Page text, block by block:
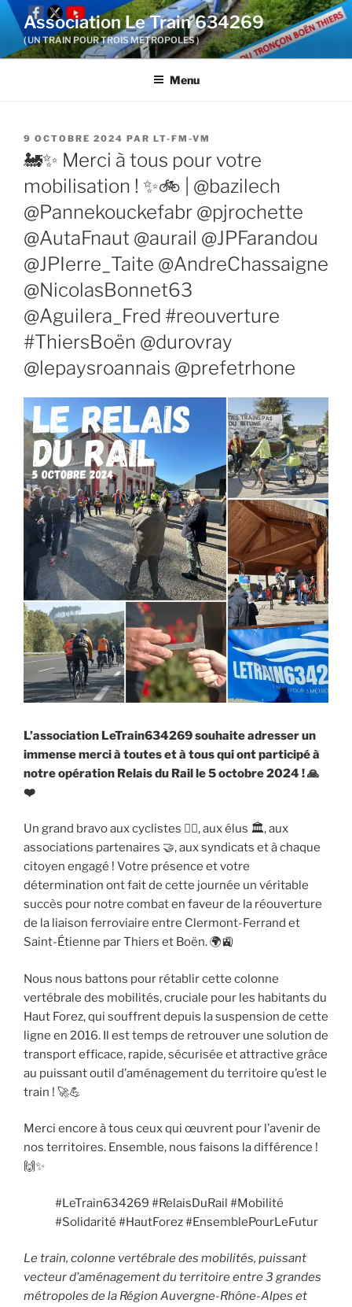
Aller
contenu
Association Le Train 634269
( UN TRAIN POUR TROIS METROPOLES )
Menu
PUBLIÉ
LE
9 OCTOBRE 2024 PAR LT-FM-VM
🚂✨ Merci à tous pour votre
mobilisation ! ✨🚲 | @bazilech
@Pannekouckefabr @pjrochette
@AutaFnaut @aurail @JPFarandou
@JPIerre_Taite @AndreChassaigne
@NicolasBonnet63
@Aguilera_Fred #reouverture
#ThiersBoën @durovray
@lepaysroannais @prefetrhone
L’association LeTrain634269 souhaite adresser un
immense merci à toutes et à tous qui ont participé à
notre opération Relais du Rail le 5 octobre 2024 ! 🙏
❤️
Un grand bravo aux cyclistes 🚴‍♂️, aux élus 🏛️, aux
associations partenaires 🤝, aux syndicats et à chaque
citoyen engagé ! Votre présence et votre
détermination ont fait de cette journée un véritable
succès pour notre combat en faveur de la réouverture
de la liaison ferroviaire entre Clermont-Ferrand et
Saint-Étienne par Thiers et Boën. 🌍🚉
Nous nous battons pour rétablir cette colonne
vertébrale des mobilités, cruciale pour les habitants du
Haut Forez, qui souffrent depuis la suspension de cette
ligne en 2016. Il est temps de retrouver une solution de
transport efficace, rapide, sécurisée et attractive grâce
au puissant outil d’aménagement du territoire qu’est le
train ! 🚀💪
Merci encore à tous ceux qui œuvrent pour l’avenir de
nos territoires. Ensemble, nous faisons la différence !
🙌✨
#LeTrain634269 #RelaisDuRail #Mobilité
#Solidarité #HautForez #EnsemblePourLeFutur
Le train, colonne vertébrale des mobilités, puissant
vecteur d’aménagement du territoire entre 3 grandes
métropoles de la Région Auvergne-Rhône-Alpes et